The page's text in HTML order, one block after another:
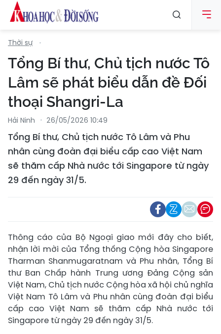
Thời sự
Tổng Bí thư, Chủ tịch nước Tô
Lâm sẽ phát biểu dẫn đề Đối
thoại Shangri-La
Hải Ninh 26/05/2026 10:49
Tổng Bí thư, Chủ tịch nước Tô Lâm và Phu
nhân cùng đoàn đại biểu cấp cao Việt Nam
sẽ thăm cấp Nhà nước tới Singapore từ ngày
29 đến ngày 31/5.
Thông cáo của Bộ Ngoại giao mới đây cho biết,
nhận lời mời của Tổng thống Cộng hòa Singapore
Tharman Shanmugaratnam và Phu nhân, Tổng Bí
thư Ban Chấp hành Trung ương Đảng Cộng sản
Việt Nam, Chủ tịch nước Cộng hòa xã hội chủ nghĩa
Việt Nam Tô Lâm và Phu nhân cùng đoàn đại biểu
cấp cao Việt Nam sẽ thăm cấp Nhà nước tới
Singapore từ ngày 29 đến ngày 31/5.